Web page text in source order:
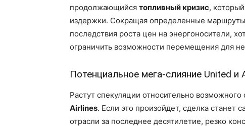
продолжающийся топливный кризис,
издержки. Сокращая определенные
последствия роста цен на энергоносители,
ограничить возможности перемещения для
Потенциальное мега-слияние United и
Растут спекуляции относительно
Airlines. Если это произойдет, сделка
отрасли за последнее десятилетие, резко